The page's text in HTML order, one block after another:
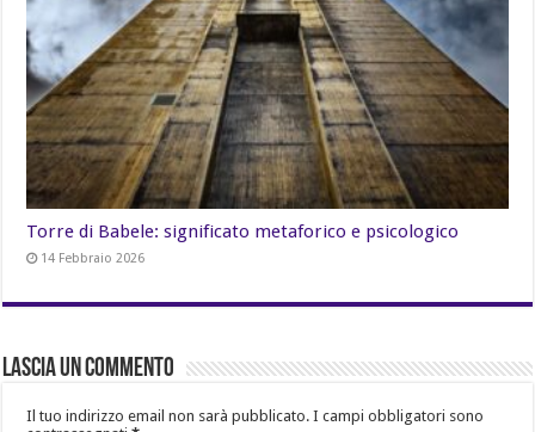
Torre di Babele: significato metaforico e psicologico
14 Febbraio 2026
Lascia un commento
Il tuo indirizzo email non sarà pubblicato. I campi obbligatori sono